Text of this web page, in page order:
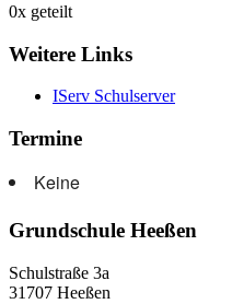
0x geteilt
Weitere Links
IServ Schulserver
Termine
Keine
Grundschule Heeßen
Schulstraße 3a
31707 Heeßen